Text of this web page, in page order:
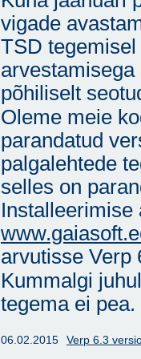
vigade
TSD
põhiliselt
Oleme meie
parandatud
palgalehtede
selles on
Installeerimise
arvutisse Verp
Kummalgi
tegema ei pea.
06.02.2015 Verp 6.3